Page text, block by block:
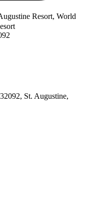
Resort, World
St. Augustine,